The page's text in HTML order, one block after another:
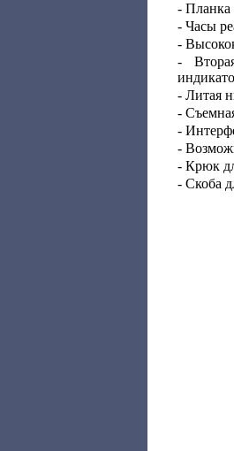
- Планка
- Часы
-
-
- Литая
-
-
-
- Крюк
- Скоба